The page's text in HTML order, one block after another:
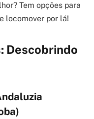
Tem opções para
locomover por lá!
Descobrindo